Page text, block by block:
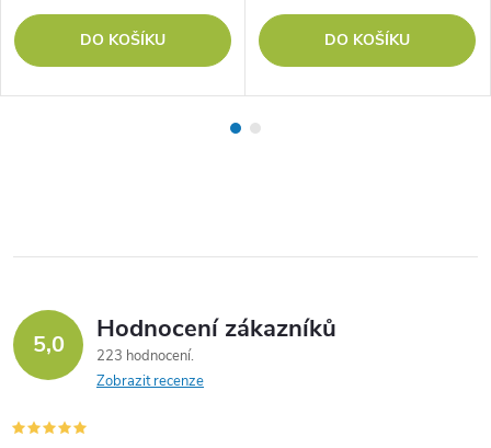
DO KOŠÍKU DO KOŠÍKU
5,0 Hodnocení zákazníků
223 hodnocení
Zobrazit recenze